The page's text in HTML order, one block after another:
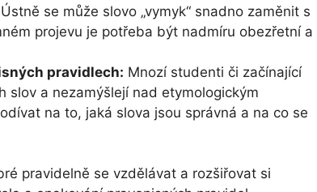
Ústně se může slovo „vymyk“ snadno zaměnit s
projevu je potřeba být nadmíru obezřetní a
pravidlech: Mnozí studenti či začínající
slov a nezamýšlejí nad etymologickým
na to, jaká slova jsou správná a na co se
pravidelně se vzdělávat a rozšiřovat si